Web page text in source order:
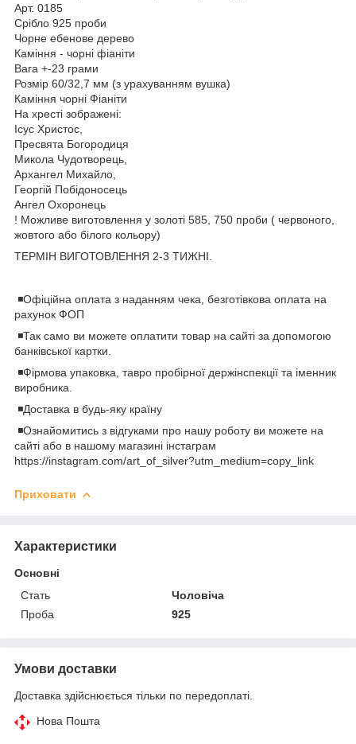
Арт. 0185
Срібло 925 проби
Чорне ебенове дерево
Каміння - чорні фіаніти
Вага +-23 грами
Розмір 60/32,7 мм (з урахуванням вушка)
Каміння чорні Фіаніти
На хресті зображені:
Ісус Христос,
Пресвята Богородиця
Микола Чудотворець,
Архангел Михайло,
Георгій Побідоносець
Ангел Охоронець
! Можливе виготовлення у золоті 585, 750 проби ( червоного,
жовтого або білого кольору)
ТЕРМІН ВИГОТОВЛЕННЯ 2-3 ТИЖНI.
◾️Офіційна оплата з наданням чека, безготівкова оплата на
рахунок ФОП
◾️Так само ви можете оплатити товар на сайті за допомогою
банківської картки.
◾️Фірмова упаковка, тавро пробірної держінспекції та іменник
виробника.
◾️Доставка в будь-яку країну
◾️Ознайомитись з відгуками про нашу роботу ви можете на
сайті або в нашому магазині інстаграм
https://instagram.com/art_of_silver?utm_medium=copy_link
Приховати
Характеристики
Основні
Стать
Чоловіча
Проба
925
Умови доставки
Доставка здійснюється тільки по передоплаті.
Нова Пошта